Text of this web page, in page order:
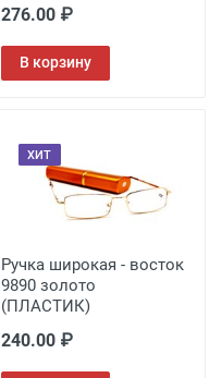
276.00 ₽
В корзину
ХИТ
Ручка широкая - восток
9890 золото
(ПЛАСТИК)
240.00 ₽